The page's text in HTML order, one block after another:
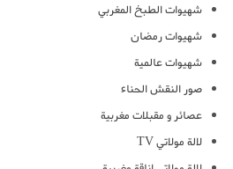
شهيوات الطبخ المغربي
شهيوات رمضان
شهيوات عالمية
صور النقش الحناء
عصائر و مقبلات مغربية
لالة مولاتي TV